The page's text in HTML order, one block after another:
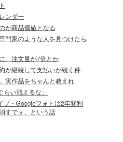
ンダー
が商品価値となる
門家のような人を見つけたら
、注文量が7倍とか
が継続して支払いが続く件
実作品をちゃんと教えれ
らい戦えるな」
ブ・Googleフォトは2年間利
すでぇ、という話